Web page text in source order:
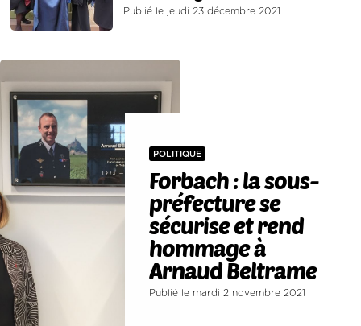
Publié le jeudi 23 décembre 2021
POLITIQUE
Forbach : la sous-
préfecture se
sécurise et rend
hommage à
Arnaud Beltrame
Publié le mardi 2 novembre 2021